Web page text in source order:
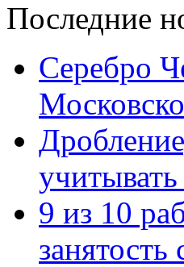
Последние
Серебро
9 из 10
занятость